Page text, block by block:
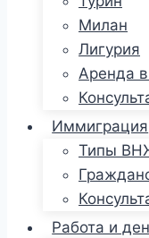
Милан
Лигурия
Аренда
Иммиграция
Типы
Работа и